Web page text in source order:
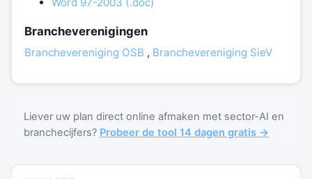
Brancheverenigingen
Branchevereniging OSB , Branchevereniging SieV
Liever uw plan direct online afmaken met sector-AI en
branchecijfers? Probeer de tool 14 dagen gratis →